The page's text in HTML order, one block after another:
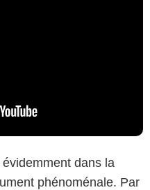
dans la
phénoménale. Par